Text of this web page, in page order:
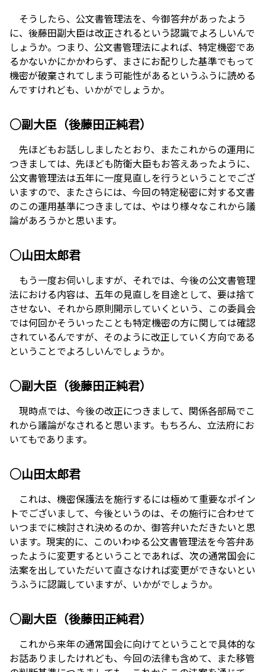
そうしたら、公文書管理法を、今御答弁があったよう
に、後藤田副大臣は改正されるという認識でよろしいんで
しょうか。つまり、公文書管理法によれば、特定機密であ
るかないかにかかわらず、まさにお配りした基準でもって
機密が破棄されてしまう可能性があるというふうに読める
んですけれども、いかがでしょうか。
○副大臣（後藤田正純君）
先ほどもお話ししましたとおり、またこれからの運用に
つきましては、先ほども防衛大臣もお答えあったように、
公文書管理法は五年に一度見直しを行うということでござ
いますので、またさらには、今回の特定秘密に対する文書
のこの運用基準につきましては、やはり様々なこれから議
論があろうかと思います。
○山田太郎君
もう一度お伺いしますが、それでは、今後の公文書管理
法における内容は、五年の見直しを目途として、要は捨て
させない、それから原則開示していくという、この委員会
では何回かそういったことも特定機密の方に関しては確認
されているんですが、そのように改正していく方向である
ということでよろしいんでしょうか。
○副大臣（後藤田正純君）
現時点では、今後の改正につきまして、関係各部局でこ
れから議論がなされると思います。もちろん、立法府にお
いてもであります。
○山田太郎君
これは、機密保護法を施行するには極めて重要なポイン
トでございまして、今後というのは、その施行に合わせて
いつまでに検討され決めるのか、御答弁いただきたいと思
います。現実的に、このいわゆる公文書管理法を今答弁あ
ったように変更するということであれば、次の通常国会に
法案を出していただいて直さなければ変更ができないとい
うふうに認識していますが、いかがでしょうか。
○副大臣（後藤田正純君）
これから来年の通常国会に向けてということで具体的な
お話ありましたけれども、今回の法律も含めて、また移管